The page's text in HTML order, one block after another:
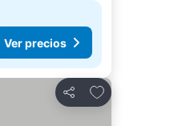
Ver precios
Compartir
Añadir a favoritos